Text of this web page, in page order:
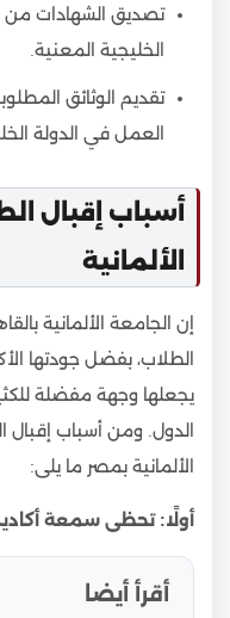
تصديق الشهادات من
الخليجية المعنية.
تقديم الوثائق
العمل في الدولة
أسباب إقبال
الألمانية
إن الجامعة الألمانية
الطلاب، بفضل جودتها
يجعلها وجهة مفضلة
الدول. ومن أسباب إقبال
الألمانية بمصر ما يلى:
أولًا: تحظى سمعة
أقرأ أيضا